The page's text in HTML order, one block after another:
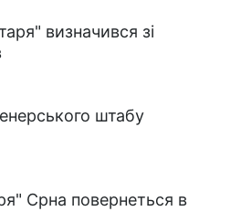
визначився зі
штабу
Срна повернеться в